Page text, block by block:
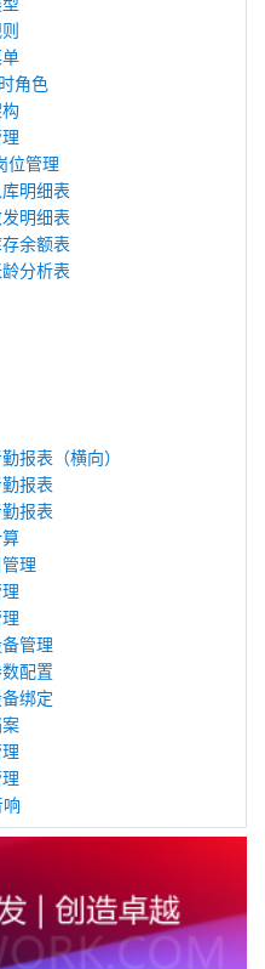
角色
位管理
明细表
明细表
余额表
分析表
报表（横向）
报表
报表
理
管理
配置
绑定